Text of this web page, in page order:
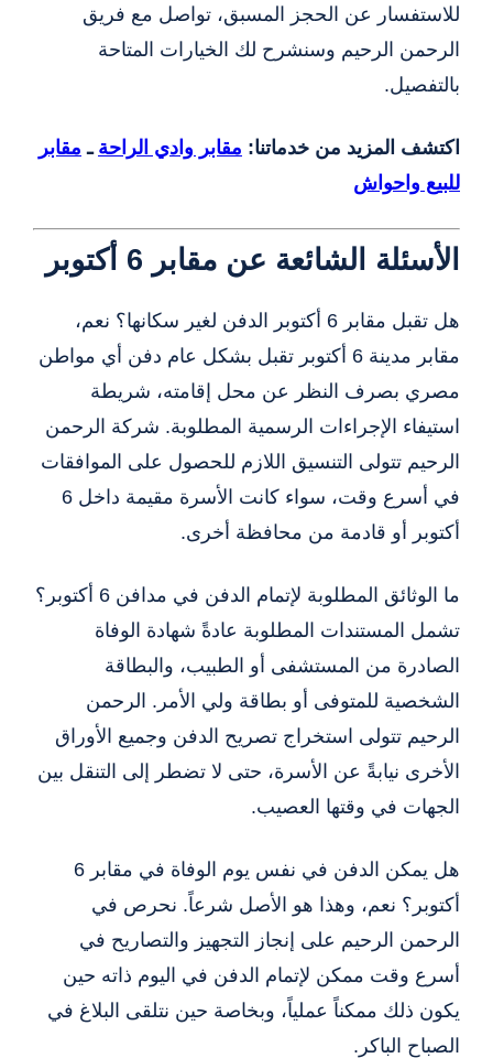
للاستفسار عن الحجز المسبق، تواصل مع فريق
الرحمن الرحيم وسنشرح لك الخيارات المتاحة
بالتفصيل.
اكتشف المزيد من خدماتنا: مقابر وادي الراحة ـ مقابر
للبيع واحواش
الأسئلة الشائعة عن مقابر 6 أكتوبر
هل تقبل مقابر 6 أكتوبر الدفن لغير سكانها؟ نعم،
مقابر مدينة 6 أكتوبر تقبل بشكل عام دفن أي مواطن
مصري بصرف النظر عن محل إقامته، شريطة
استيفاء الإجراءات الرسمية المطلوبة. شركة الرحمن
الرحيم تتولى التنسيق اللازم للحصول على الموافقات
في أسرع وقت، سواء كانت الأسرة مقيمة داخل 6
أكتوبر أو قادمة من محافظة أخرى.
ما الوثائق المطلوبة لإتمام الدفن في مدافن 6 أكتوبر؟
تشمل المستندات المطلوبة عادةً شهادة الوفاة
الصادرة من المستشفى أو الطبيب، والبطاقة
الشخصية للمتوفى أو بطاقة ولي الأمر. الرحمن
الرحيم تتولى استخراج تصريح الدفن وجميع الأوراق
الأخرى نيابةً عن الأسرة، حتى لا تضطر إلى التنقل بين
الجهات في وقتها العصيب.
هل يمكن الدفن في نفس يوم الوفاة في مقابر 6
أكتوبر؟ نعم، وهذا هو الأصل شرعاً. نحرص في
الرحمن الرحيم على إنجاز التجهيز والتصاريح في
أسرع وقت ممكن لإتمام الدفن في اليوم ذاته حين
يكون ذلك ممكناً عملياً، وبخاصة حين نتلقى البلاغ في
الصباح الباكر.